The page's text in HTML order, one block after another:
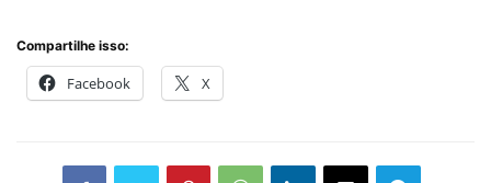
Compartilhe isso:
Facebook X